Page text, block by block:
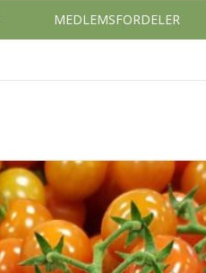
MEDLEMSFORDELER